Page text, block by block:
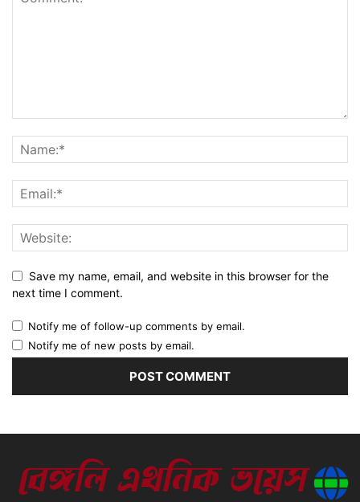
Save my name, email, and website in this browser for the
next time I comment.
Notify me of follow-up comments by email.
Notify me of new posts by email.